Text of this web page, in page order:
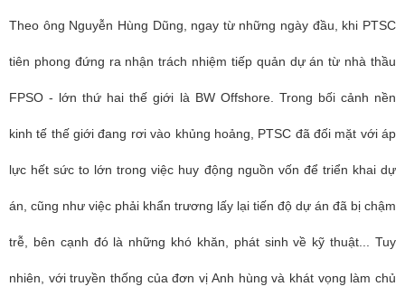
Theo ông Nguyễn Hùng Dũng, ngay từ những ngày đầu, khi PTSC
tiên phong đứng ra nhận trách nhiệm tiếp quản dự án từ nhà thầu
FPSO - lớn thứ hai thế giới là BW Offshore. Trong bối cảnh nền
kinh tế thế giới đang rơi vào khủng hoảng, PTSC đã đối mặt với áp
lực hết sức to lớn trong việc huy động nguồn vốn để triển khai dự
án, cũng như việc phải khẩn trương lấy lại tiến độ dự án đã bị chậm
trễ, bên cạnh đó là những khó khăn, phát sinh về kỹ thuật... Tuy
nhiên, với truyền thống của đơn vị Anh hùng và khát vọng làm chủ